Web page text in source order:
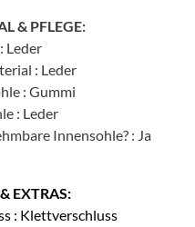
& PFLEGE:
: Leder
: Leder
: Gummi
: Leder
Innensohle? : Ja
EXTRAS:
: Klettverschluss